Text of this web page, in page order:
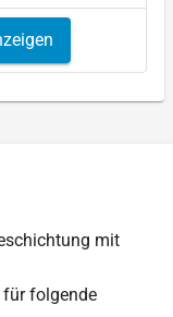
mit
für folgende